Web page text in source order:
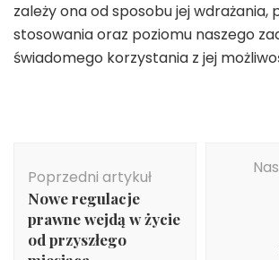
zależy ona od sposobu jej wdrażania,
stosowania oraz poziomu naszego
świadomego korzystania z jej
wpisu
Poprzedni artykuł
Nowe regulacje
prawne wejdą w życie
od przyszłego